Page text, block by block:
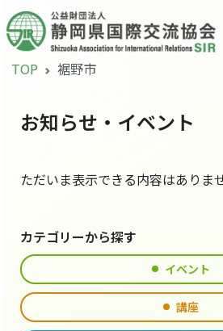
TOP 裾野市
カテゴリーから探す
イベント
講座
お知らせ・イベント
ただいま表示できる内容はありま